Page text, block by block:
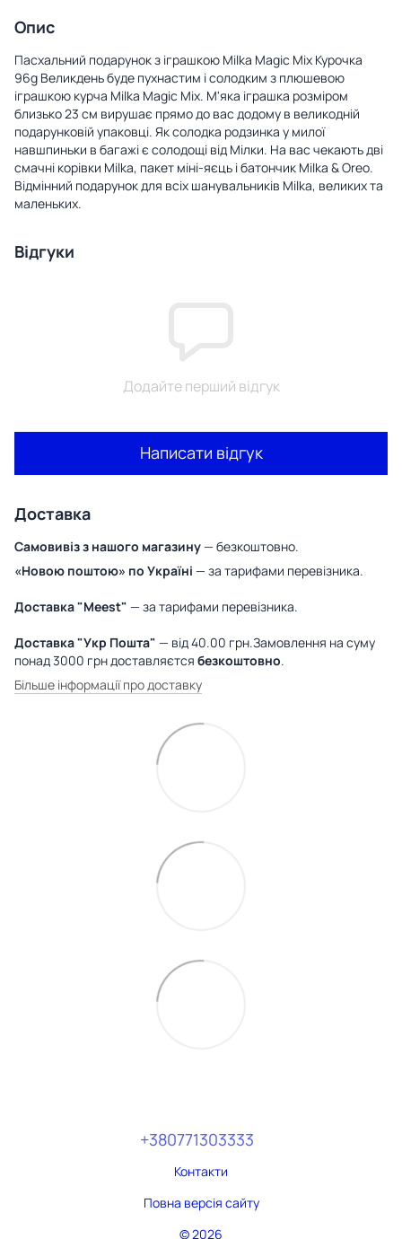
Опис
Пасхальний подарунок з іграшкою Milka Magic Mix Курочка
96g Великдень буде пухнастим і солодким з плюшевою
іграшкою курча Milka Magic Mix. М'яка іграшка розміром
близько 23 см вирушає прямо до вас додому в великодній
подарунковій упаковці. Як солодка родзинка у милої
навшпиньки в багажі є солодощі від Мілки. На вас чекають дві
смачні корівки Milka, пакет міні-яєць і батончик Milka & Oreo.
Відмінний подарунок для всіх шанувальників Milka, великих та
маленьких.
Відгуки
Додайте перший відгук
Написати відгук
Доставка
Самовивіз з нашого магазину— безкоштовно.
«Новою поштою» по Україні — за тарифами перевізника.
Доставка "Meest" — за тарифами перевізника.
Доставка "Укр Пошта" — від 40.00 грн.Замовлення на суму
понад 3000 грн доставляєтся безкоштовно.
Більше інформації про доставку
+380771303333
Контакти
Повна версія сайту
© 2026